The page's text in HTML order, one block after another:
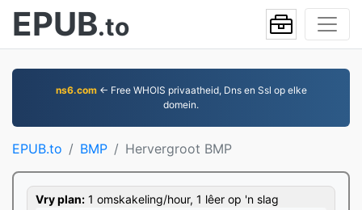
EPUB.to
ns6.com← Free WHOIS privaatheid, Dns en Ssl op elke
domein.
EPUB.to BMP Hervergroot BMP
Vry plan: 1 omskakeling/hour, 1 lêer op 'n slag